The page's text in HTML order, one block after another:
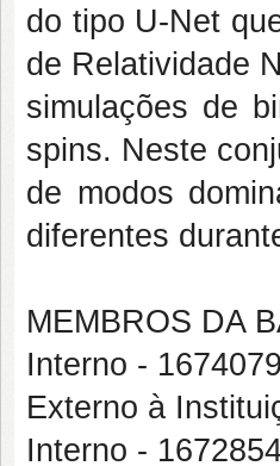
do tipo U-Net
de Relatividade
simulações de
spins. Neste
de modos
diferentes
MEMBROS DA
Interno -
Externo à
Interno -